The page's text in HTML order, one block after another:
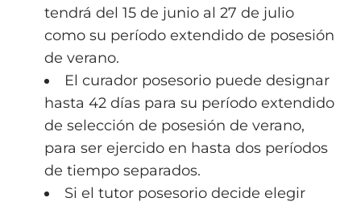
tendrá del 15 de junio al 27 de julio
como su período extendido de posesión
de verano.
El curador posesorio puede designar
hasta 42 días para su período extendido
de selección de posesión de verano,
para ser ejercido en hasta dos períodos
de tiempo separados.
Si el tutor posesorio decide elegir